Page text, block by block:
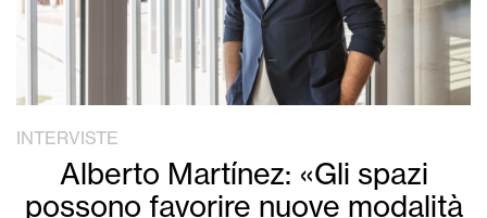
INTERVISTE
Alberto Martínez: «Gli spazi
possono favorire nuove modalità